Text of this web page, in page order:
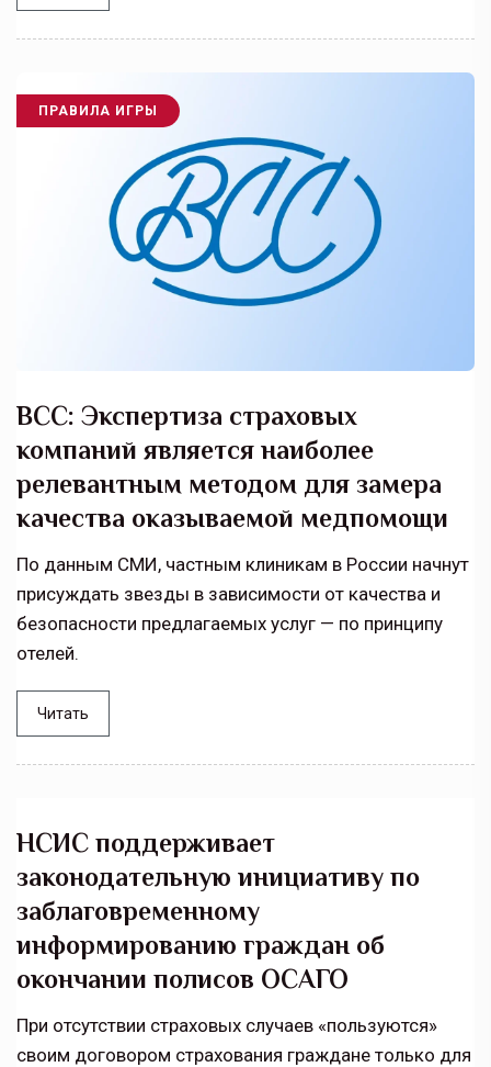
ПРАВИЛА ИГРЫ
ВСС: Экспертиза страховых
компаний является наиболее
релевантным методом для замера
качества оказываемой медпомощи
По данным СМИ, частным клиникам в России начнут
присуждать звезды в зависимости от качества и
безопасности предлагаемых услуг — по принципу
отелей.
Читать
НСИС поддерживает
законодательную инициативу по
заблаговременному
информированию граждан об
окончании полисов ОСАГО
При отсутствии страховых случаев «пользуются»
своим договором страхования граждане только для